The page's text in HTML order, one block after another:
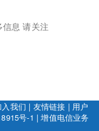
息 请关注
入我们 | 友情链接 | 用户
号-1 |增值电信业务